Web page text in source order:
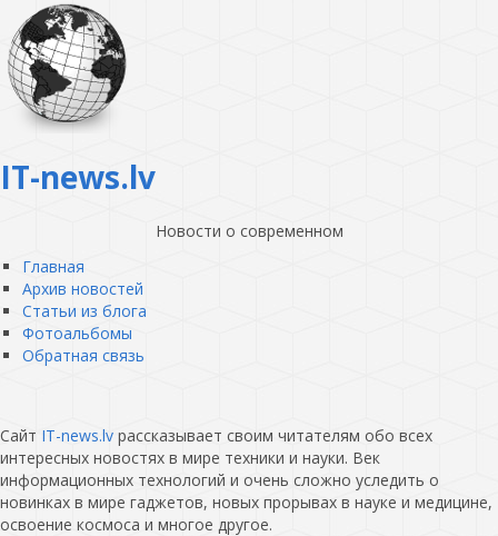
IT-news.lv
Новости о современном
Главная
Архив новостей
Статьи из блога
Фотоальбомы
Обратная связь
Сайт IT-news.lv рассказывает своим читателям обо всех
интересных новостях в мире техники и науки. Век
информационных технологий и очень сложно уследить о
новинках в мире гаджетов, новых прорывах в науке и медицине,
освоение космоса и многое другое.